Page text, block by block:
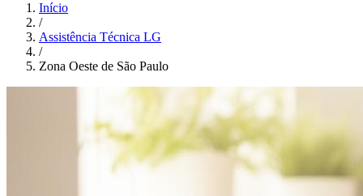
Início
/
Assistência Técnica LG
/
Zona Oeste de São Paulo